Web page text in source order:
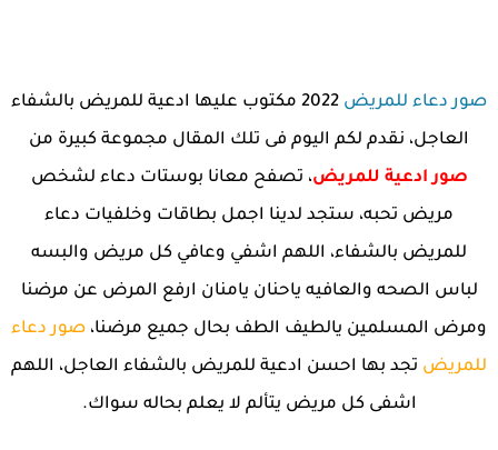
صور دعاء للمريض
2022 مكتوب عليها ادعية للمريض بالشفاء
العاجل، نقدم لكم اليوم فى تلك المقال مجموعة كبيرة من
صور ادعية للمريض، تصفح معانا بوستات دعاء لشخص
مريض تحبه، ستجد لدينا اجمل بطاقات وخلفيات دعاء
للمريض بالشفاء، اللهم اشفي وعافي كل مريض والبسه
لباس الصحه والعافيه ياحنان يامنان ارفع المرض عن مرضنا
ومرض المسلمين يالطيف الطف بحال جميع مرضنا، صور دعاء
للمريض تجد بها احسن ادعية للمريض بالشفاء العاجل، اللهم
اشفى كل مريض يتألم لا يعلم بحاله سواك.